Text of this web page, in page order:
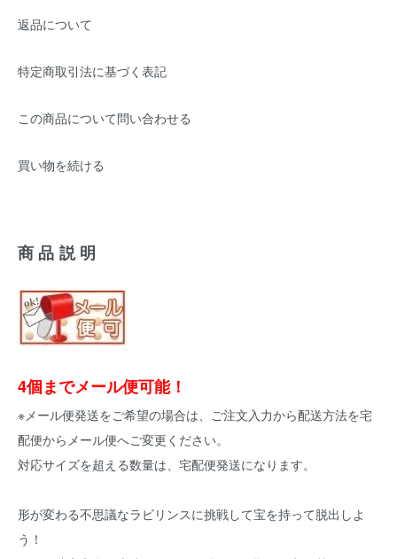
返品について
特定商取引法に基づく表記
この商品について問い合わせる
買い物を続ける
商品説明
4個までメール便可能！
※メール便発送をご希望の場合は、ご注文入力から配送方法を宅
配便からメール便へご変更ください。
対応サイズを超える数量は、宅配便発送になります。
形が変わる不思議なラビリンスに挑戦して宝を持って脱出しよ
う！